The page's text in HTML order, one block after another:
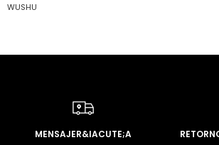
WUSHU
MENSAJER&IACUTE;A